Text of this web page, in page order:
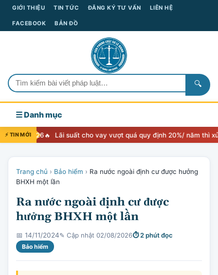
GIỚI THIỆU TIN TỨC ĐĂNG KÝ TƯ VẤN LIÊN HỆ
FACEBOOK BẢN ĐỒ
🔍
☰ Danh mục
⚡ TIN MỚI
Lãi suất cho vay vượt quá quy định 20%/ năm thì xử lý như thế
Trang chủ › Bảo hiểm › Ra nước ngoài định cư được hưởng
BHXH một lần
Ra nước ngoài định cư được
hưởng BHXH một lần
📅 14/11/2024✎ Cập nhật 02/08/2026⏱ 2 phút đọc
Bảo hiểm